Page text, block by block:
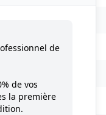
de
de vos
la première